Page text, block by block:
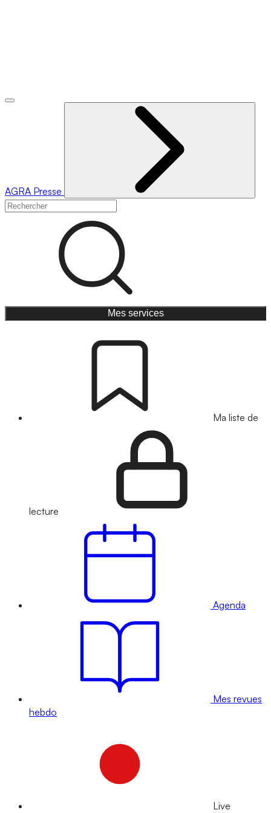
AGRA Presse
Mes services
Ma liste de
lecture
Agenda
Mes revues
hebdo
Live